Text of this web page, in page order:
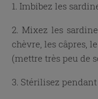
1. Imbibez les
2. Mixez les
chèvre, les câpres,
(mettre très peu de
3. Stérilisez